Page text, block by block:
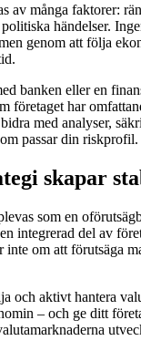
av många faktorer:
händelser.
genom att följa
banken eller en
företaget har
med analyser,
passar din riskprofil.
skapar
som en
integrerad del av
om att förutsäga
och aktivt hantera
– och ge ditt